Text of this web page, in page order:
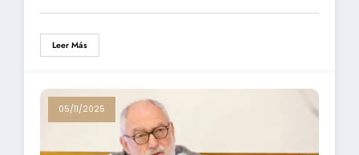
Leer Más
05/11/2025